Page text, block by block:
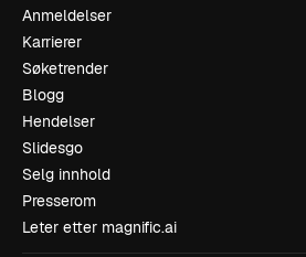
Anmeldelser
Karrierer
Søketrender
Blogg
Hendelser
Slidesgo
Selg innhold
Presserom
Leter etter magnific.ai